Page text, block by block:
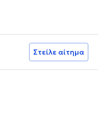
Στείλε αίτημα